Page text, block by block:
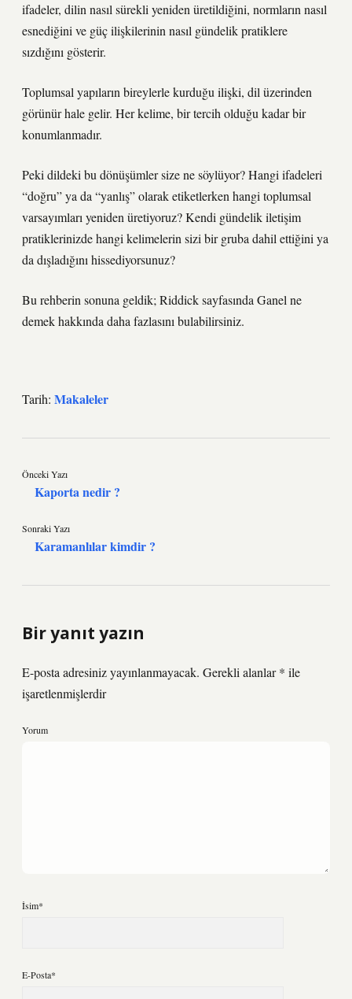
ifadeler, dilin nasıl sürekli yeniden üretildiğini, normların nasıl
esnediğini ve güç ilişkilerinin nasıl gündelik pratiklere
sızdığını gösterir.
Toplumsal yapıların bireylerle kurduğu ilişki, dil üzerinden
görünür hale gelir. Her kelime, bir tercih olduğu kadar bir
konumlanmadır.
Peki dildeki bu dönüşümler size ne söylüyor? Hangi ifadeleri
“doğru” ya da “yanlış” olarak etiketlerken hangi toplumsal
varsayımları yeniden üretiyoruz? Kendi gündelik iletişim
pratiklerinizde hangi kelimelerin sizi bir gruba dahil ettiğini ya
da dışladığını hissediyorsunuz?
Bu rehberin sonuna geldik; Riddick sayfasında Ganel ne
demek hakkında daha fazlasını bulabilirsiniz.
Tarih: Makaleler
Önceki Yazı
Kaporta nedir ?
Sonraki Yazı
Karamanlılar kimdir ?
Bir yanıt yazın
E-posta adresiniz yayınlanmayacak. Gerekli alanlar* ile
işaretlenmişlerdir
Yorum
İsim*
E-Posta*